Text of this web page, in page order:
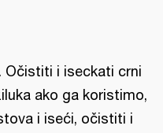
Očistiti i iseckati crni
ako ga koristimo,
i iseći, očistiti i